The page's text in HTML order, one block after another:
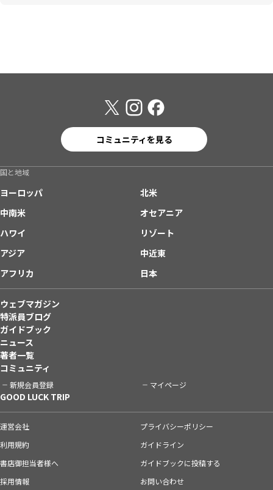
コミュニティを見る
国と地域
ヨーロッパ
北米
中南米
オセアニア
ハワイ
リゾート
アジア
中近東
アフリカ
日本
ウェブマガジン
特派員ブログ
ガイドブック
ニュース
著者一覧
コミュニティ
新規会員登録 マイページ
GOOD LUCK TRIP
運営会社
プライバシーポリシー
利用規約
ガイドライン
書店御担当者様へ
ガイドブックに投稿する
採用情報
お問い合わせ